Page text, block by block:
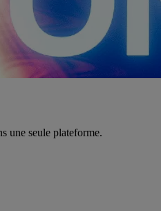
une seule plateforme.